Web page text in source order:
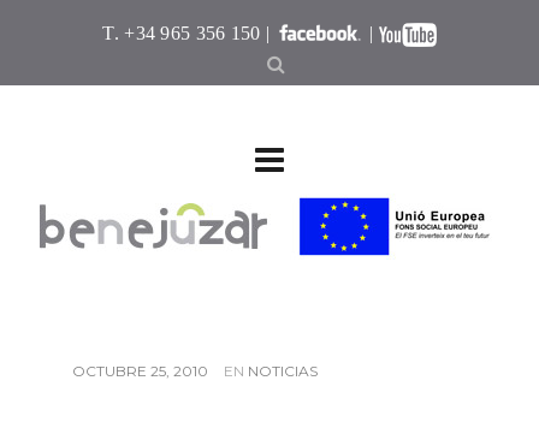
T. +34 965 356 150 | |
OCTUBRE 25, 2010 EN NOTICIAS